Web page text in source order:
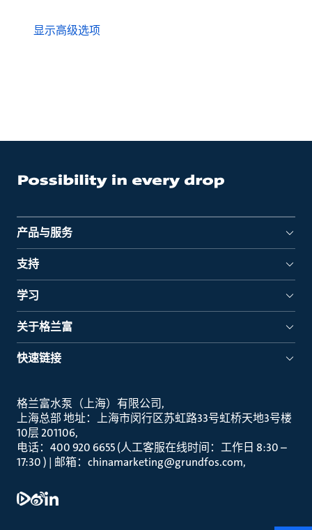
显示高级选项
产品与服务
支持
学习
关于格兰富
快速链接
格兰富水泵（上海）有限公司
上海总部 地址：上海市闵行区苏虹路33号虹桥天地3号楼
10层 201106
电话：400 920 6655 (人工客服在线时间：工作日 8:30 –
17:30 ) | 邮箱：chinamarketing@grundfos.com